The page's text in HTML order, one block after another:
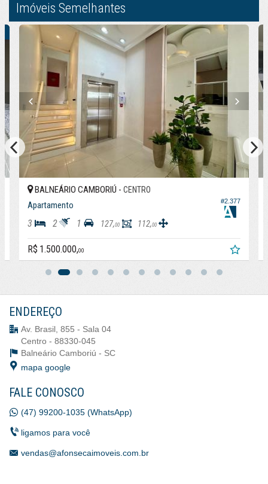
Imóveis Semelhantes
#2.377
BALNEÁRIO CAMBORIÚ - CENTRO
Apartamento
3 2 1 127,00 112,00
R$ 1.500.000,00
ENDEREÇO
Av. Brasil, 855 - Sala 04
Centro - 88330-045
Balneário Camboriú - SC
mapa google
FALE CONOSCO
(47) 99200-1035 (WhatsApp)
ligamos para você
vendas@afonsecaimoveis.com.br